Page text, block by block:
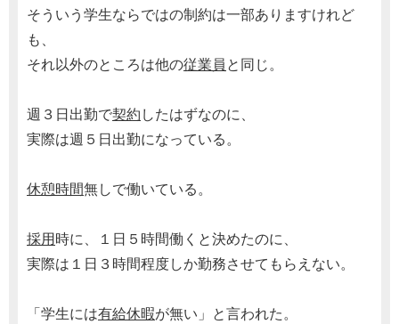
そういう学生ならではの制約は一部ありますけれど
も、
それ以外のところは他の従業員 と同じ。
週３日出勤で契約 したはずなのに、
実際は週５日出勤になっている。
休憩時間無しで働いている。
採用時に、１日５時間働くと決めたのに、
実際は１日３時間程度しか勤務させてもらえない。
「学生には有給休暇が無い」と言われた。